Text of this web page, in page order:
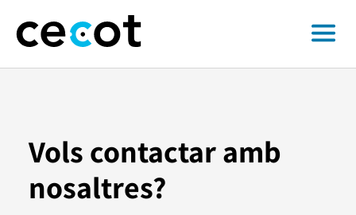
Vols contactar amb
nosaltres?